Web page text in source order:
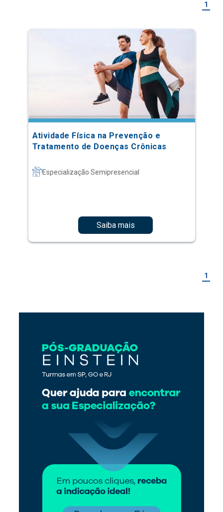
1
Atividade Física na Prevenção e
Tratamento de Doenças Crônicas
Especialização Semipresencial
Saiba mais
1